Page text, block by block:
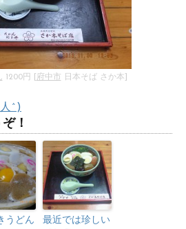
1200円 [ 府中市 日本そば さか本]
^)
！
うどん
最近では珍しい